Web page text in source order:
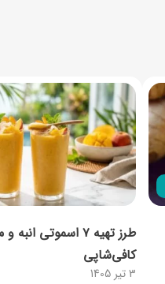
3 تیر 1405
طرز تهیه ۷ اسموتی
کافی‌شاپی